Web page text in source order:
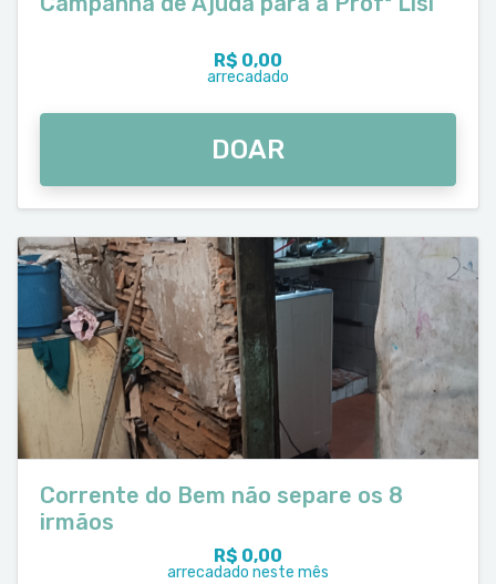
R$ 0,00
arrecadado
DOAR
Corrente do Bem não separe os 8
irmãos
R$ 0,00
arrecadado neste mês